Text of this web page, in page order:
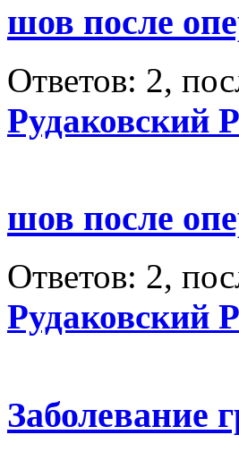
шов после
Ответов: 2,
Рудаковский
шов после
Ответов: 2,
Рудаковский
Заболевание